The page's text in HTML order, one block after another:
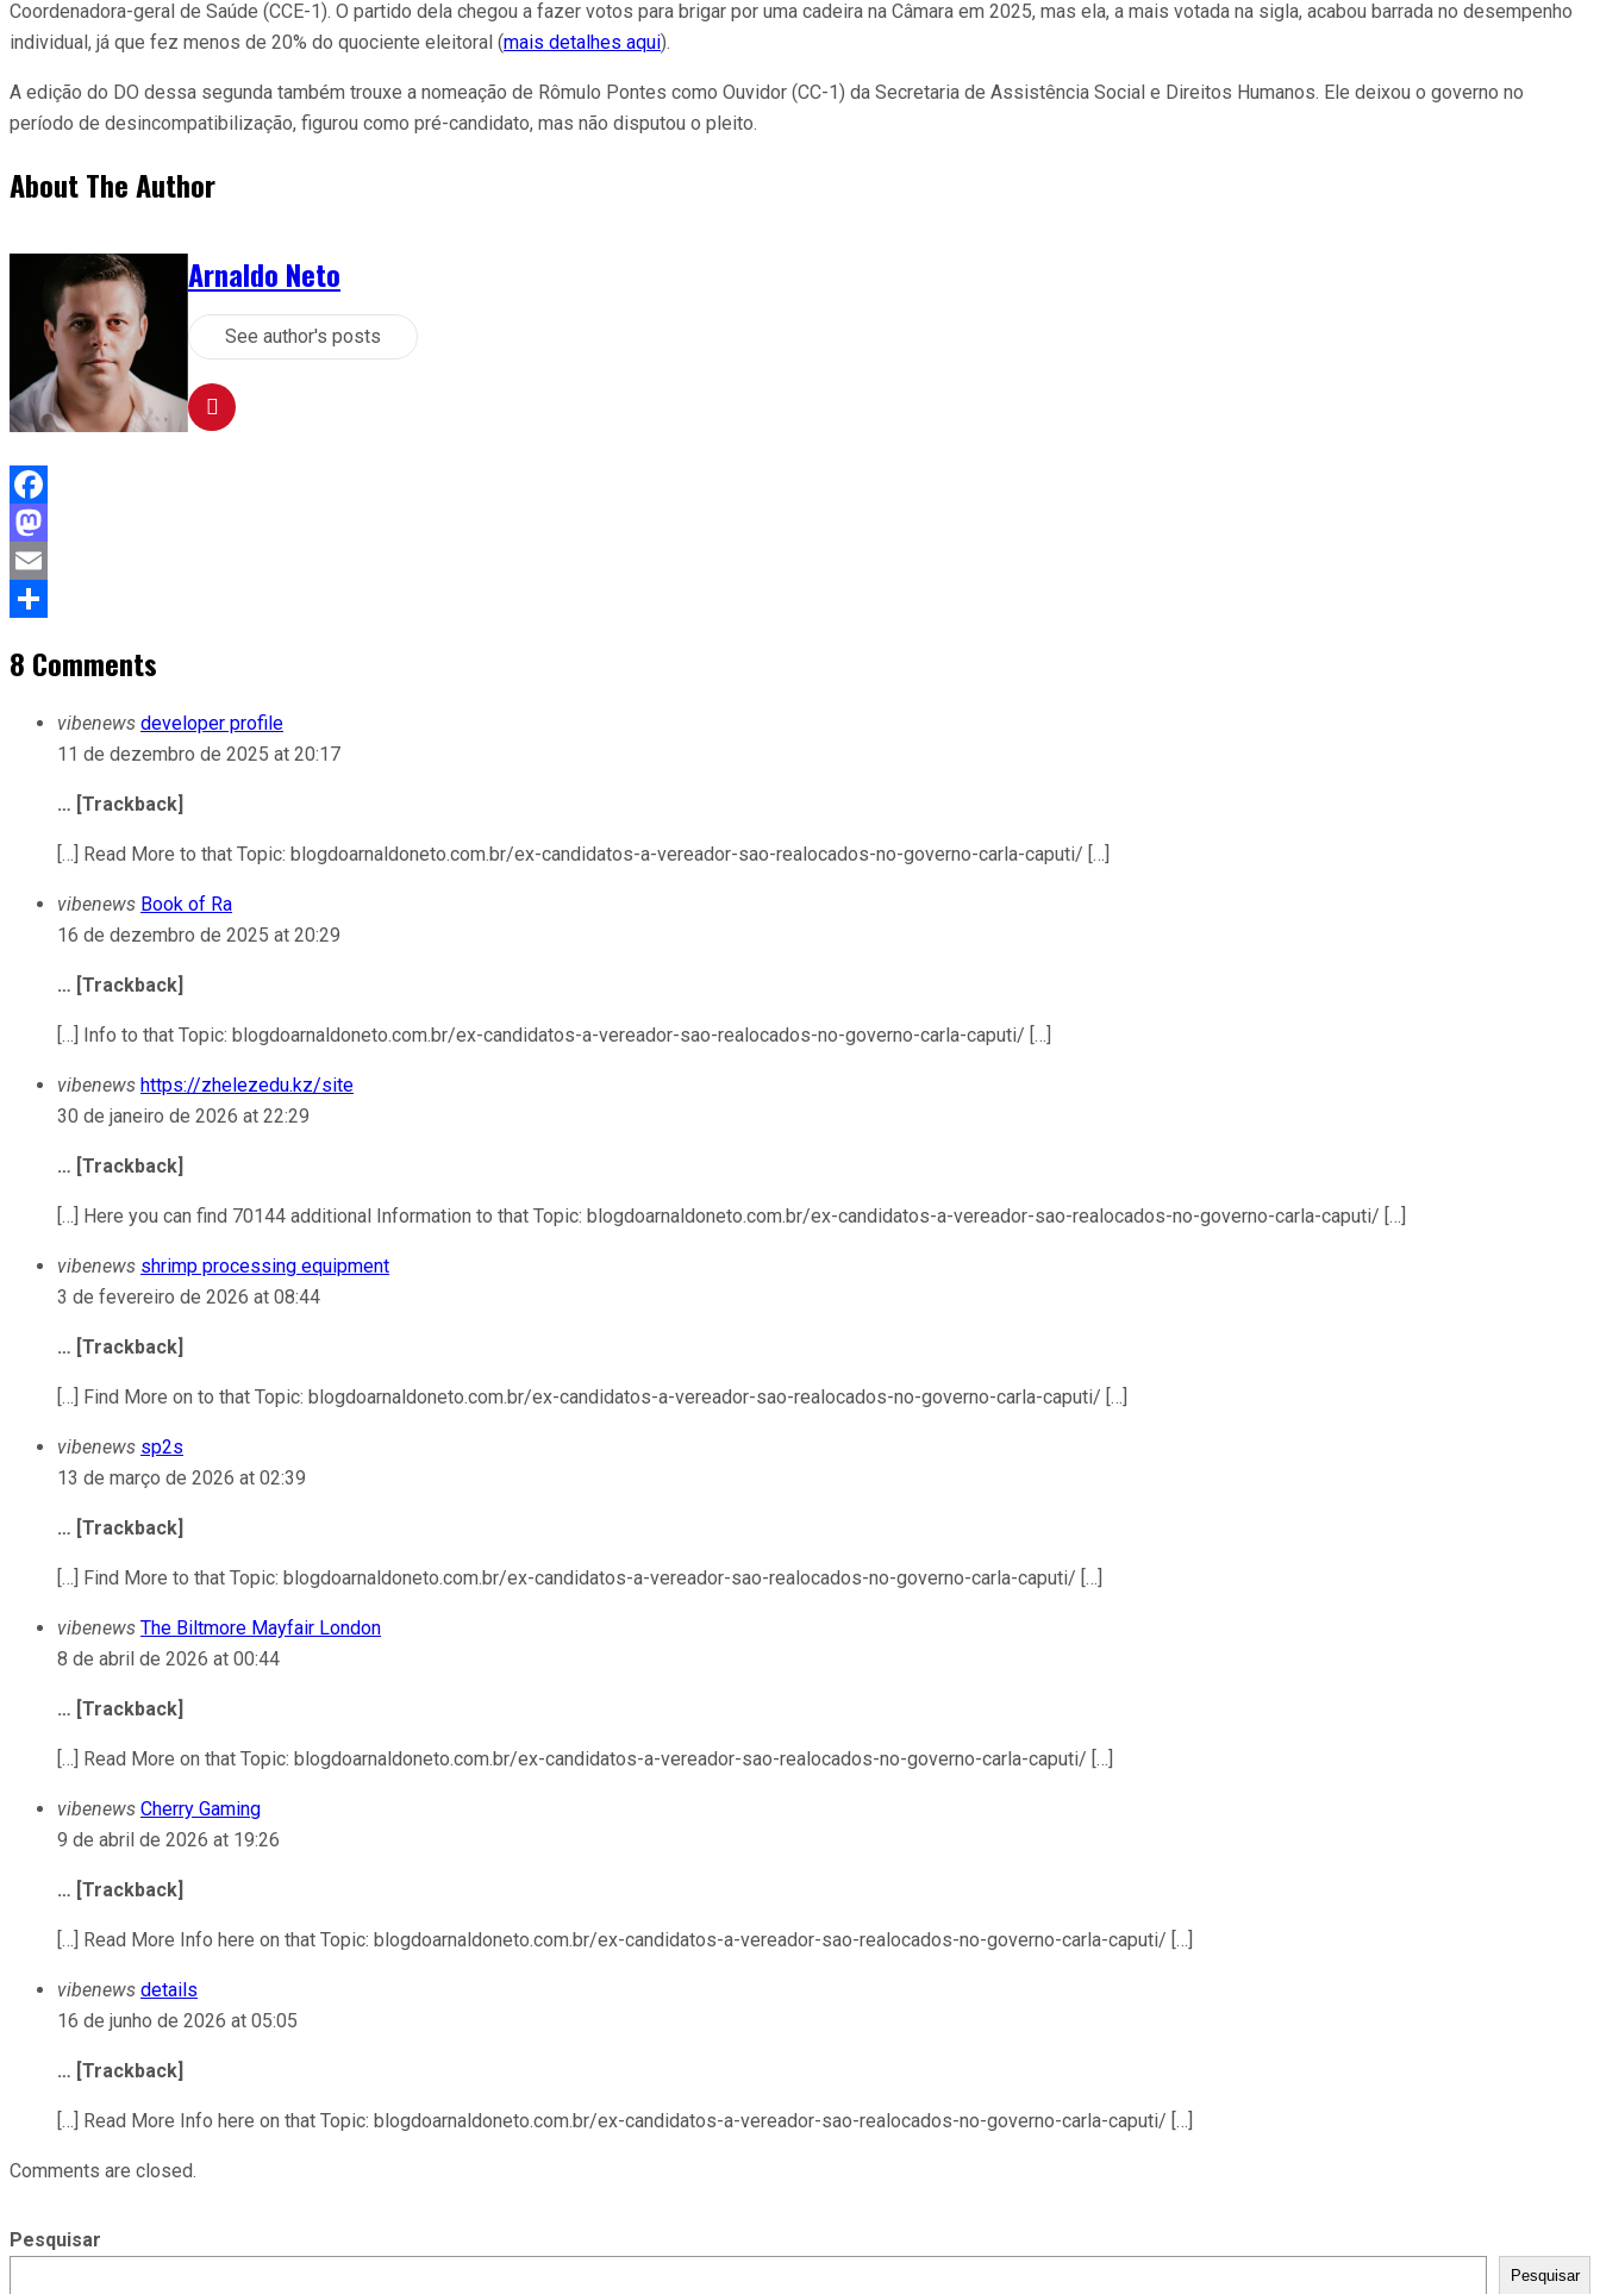
Coordenadora-geral de Saúde (CCE-1). O partido dela chegou a fazer votos para brigar por uma cadeira na Câmara em 2025, mas ela, a mais votada na sigla, acabou barrada no desempenho
individual, já que fez menos de 20% do quociente eleitoral (mais detalhes aqui).
A edição do DO dessa segunda também trouxe a nomeação de Rômulo Pontes como Ouvidor (CC-1) da Secretaria de Assistência Social e Direitos Humanos. Ele deixou o governo no
período de desincompatibilização, figurou como pré-candidato, mas não disputou o pleito.
About The Author
Arnaldo Neto
See author's posts
Facebook
Mastodon
Email
8 Comments
vibenews developer profile
11 de dezembro de 2025 at 20:17
… [Trackback]
[…] Read More to that Topic: blogdoarnaldoneto.com.br/ex-candidatos-a-vereador-sao-realocados-no-governo-carla-caputi/ […]
vibenews Book of Ra
16 de dezembro de 2025 at 20:29
… [Trackback]
[…] Info to that Topic: blogdoarnaldoneto.com.br/ex-candidatos-a-vereador-sao-realocados-no-governo-carla-caputi/ […]
vibenews https://zhelezedu.kz/site
30 de janeiro de 2026 at 22:29
… [Trackback]
[…] Here you can find 70144 additional Information to that Topic: blogdoarnaldoneto.com.br/ex-candidatos-a-vereador-sao-realocados-no-governo-carla-caputi/ […]
vibenews shrimp processing equipment
3 de fevereiro de 2026 at 08:44
… [Trackback]
[…] Find More on to that Topic: blogdoarnaldoneto.com.br/ex-candidatos-a-vereador-sao-realocados-no-governo-carla-caputi/ […]
vibenews sp2s
13 de março de 2026 at 02:39
… [Trackback]
[…] Find More to that Topic: blogdoarnaldoneto.com.br/ex-candidatos-a-vereador-sao-realocados-no-governo-carla-caputi/ […]
vibenews The Biltmore Mayfair London
8 de abril de 2026 at 00:44
… [Trackback]
[…] Read More on that Topic: blogdoarnaldoneto.com.br/ex-candidatos-a-vereador-sao-realocados-no-governo-carla-caputi/ […]
vibenews Cherry Gaming
9 de abril de 2026 at 19:26
… [Trackback]
[…] Read More Info here on that Topic: blogdoarnaldoneto.com.br/ex-candidatos-a-vereador-sao-realocados-no-governo-carla-caputi/ […]
vibenews details
16 de junho de 2026 at 05:05
… [Trackback]
[…] Read More Info here on that Topic: blogdoarnaldoneto.com.br/ex-candidatos-a-vereador-sao-realocados-no-governo-carla-caputi/ […]
Comments are closed.
Pesquisar
Pesquisar